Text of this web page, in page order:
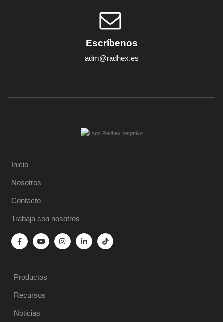
Escríbenos
adm@radhex.es
Inicio
Nosotros
Contacto
Trabaja con nosotros
Productos
Recursos
Noticias